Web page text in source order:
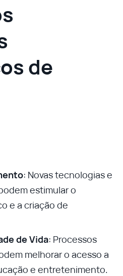
de
: Novas tecnologias e
estimular o
e a criação de
de Vida: Processos
melhorar o acesso a
e entretenimento.